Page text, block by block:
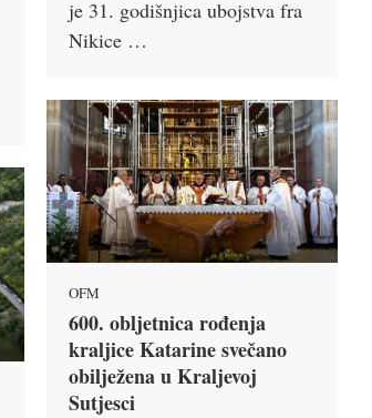
je 31. godišnjica ubojstva fra
Nikice …
OFM
600. obljetnica rođenja
kraljice Katarine svečano
obilježena u Kraljevoj
Sutjesci